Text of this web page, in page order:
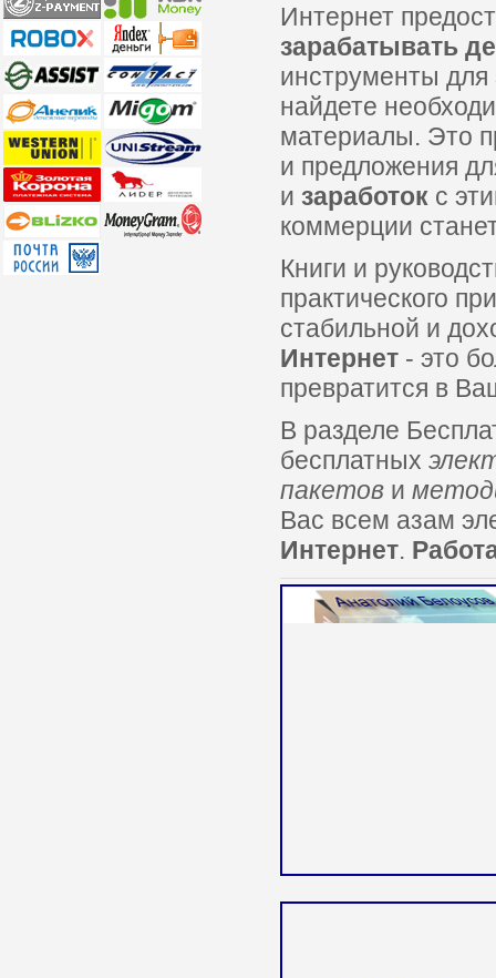
Интернет
зарабатывать
инструменты для
найдете
материалы. Это
и предложения
и заработок с
коммерции
Книги и
практического
стабильной и
Интернет - это
превратится в
В разделе
бесплатных
пакетов и
Вас всем азам
Интернет.